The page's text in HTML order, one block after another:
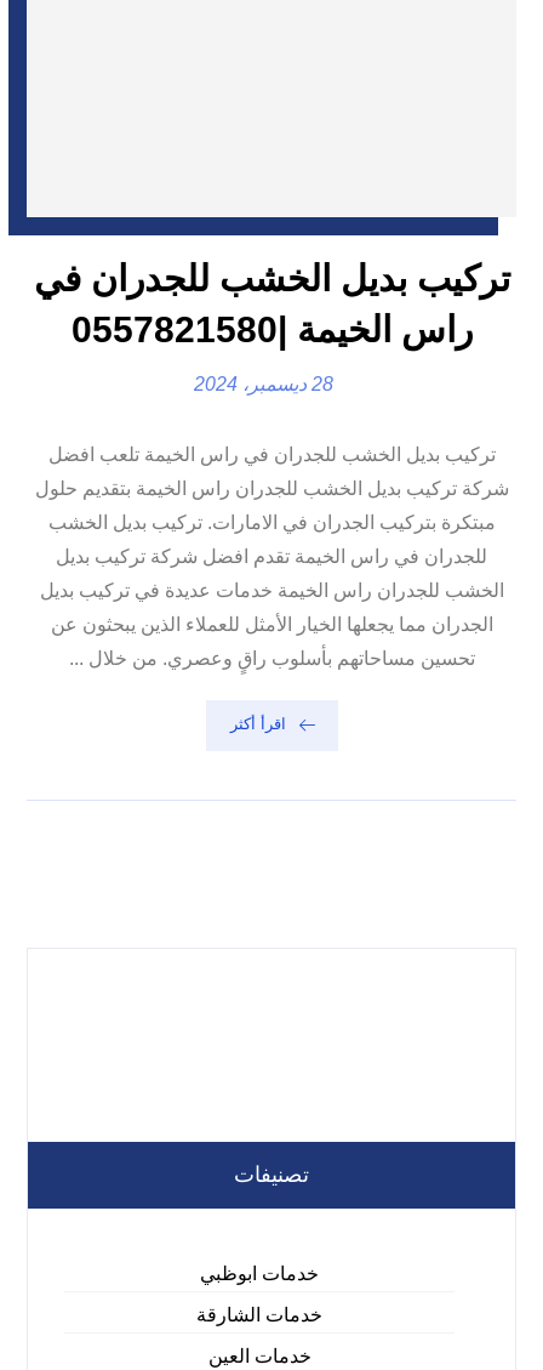
تركيب بديل الخشب للجدران في
راس الخيمة |0557821580
28 ديسمبر، 2024
تركيب بديل الخشب للجدران في راس الخيمة تلعب افضل
شركة تركيب بديل الخشب للجدران راس الخيمة بتقديم حلول
مبتكرة بتركيب الجدران في الامارات. تركيب بديل الخشب
للجدران في راس الخيمة تقدم افضل شركة تركيب بديل
الخشب للجدران راس الخيمة خدمات عديدة في تركيب بديل
الجدران مما يجعلها الخيار الأمثل للعملاء الذين يبحثون عن
تحسين مساحاتهم بأسلوب راقٍ وعصري. من خلال ...
اقرأ أكثر
تصنيفات
خدمات ابوظبي
خدمات الشارقة
خدمات العين